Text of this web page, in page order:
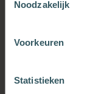
Noodzakelijk
Voorkeuren
Statistieken
universiteit
Calvijn.